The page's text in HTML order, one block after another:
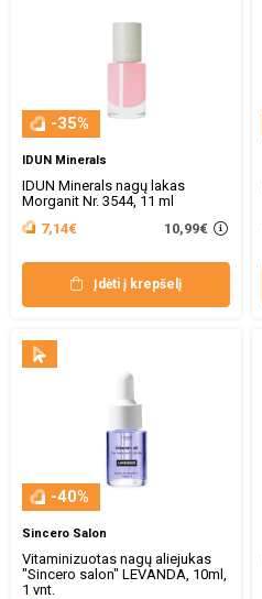
-35%
IDUN Minerals
IDUN Minerals nagų lakas
Morganit Nr. 3544, 11 ml
7,14€
10,99€
Įdėti į krepšelį
-40%
Sincero Salon
Vitaminizuotas nagų aliejukas
"Sincero salon" LEVANDA, 10ml,
1 vnt.